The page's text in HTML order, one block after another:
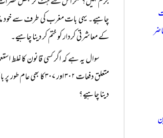
چاہیے۔ یہی بات مغرب کی طرف سے خود
کے معاشرتی کردار کو ختم کر دینا چاہیے۔
سوال یہ ہے کہ اگر کسی قانون کا غلط
متعلق دفعات ۳۰۲
دینا چاہیے؟